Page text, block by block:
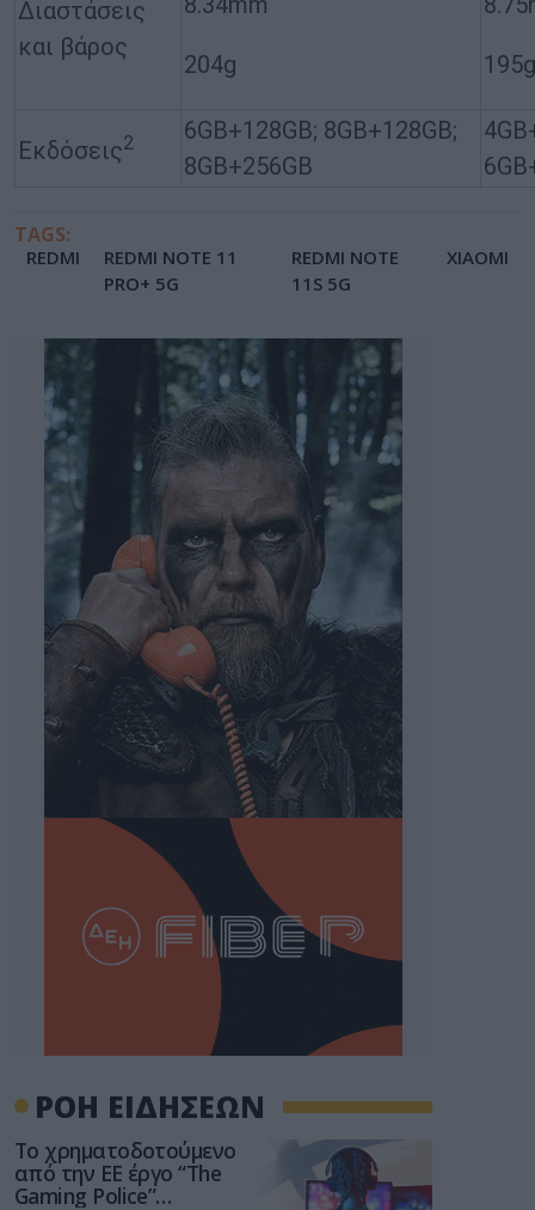
Διαστάσεις
και βάρος
204g 195g
Εκδόσεις2
6GB+128GB; 8GB+128GB;
8GB+256GB
TAGS:
REDMI
REDMI NOTE 11
PRO+ 5G
REDMI NOTE
11S 5G
XIAOMI
ΡΟΗ ΕΙΔΗΣΕΩΝ
Το χρηματοδοτούμενο
από την ΕΕ έργο “The
Gaming Police”